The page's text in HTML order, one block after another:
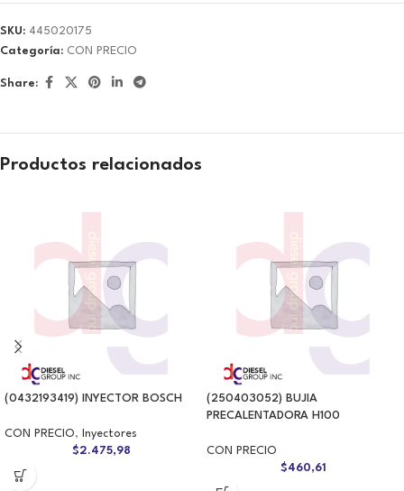
SKU: 445020175
Categoría: CON PRECIO
Share:
Productos relacionados
(0432193419) INYECTOR BOSCH
CON PRECIO,
Inyectores
$2.475,98
(250403052) BUJIA
PRECALENTADORA H100
CON PRECIO
$460,61